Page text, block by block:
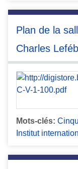
Plan de la
Charles
Mots-clés:
Institut